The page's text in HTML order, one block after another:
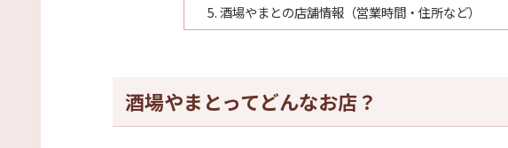
酒場やまとの店舗情報（営業時間・住所など）
酒場やまとってどんなお店？